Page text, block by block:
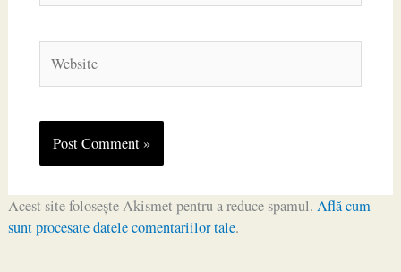
Acest site folosește Akismet pentru a reduce spamul. Află cum
sunt procesate datele comentariilor tale.